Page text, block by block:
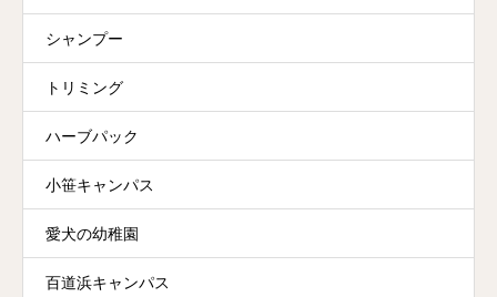
シャンプー
トリミング
ハーブパック
小笹キャンパス
愛犬の幼稚園
百道浜キャンパス